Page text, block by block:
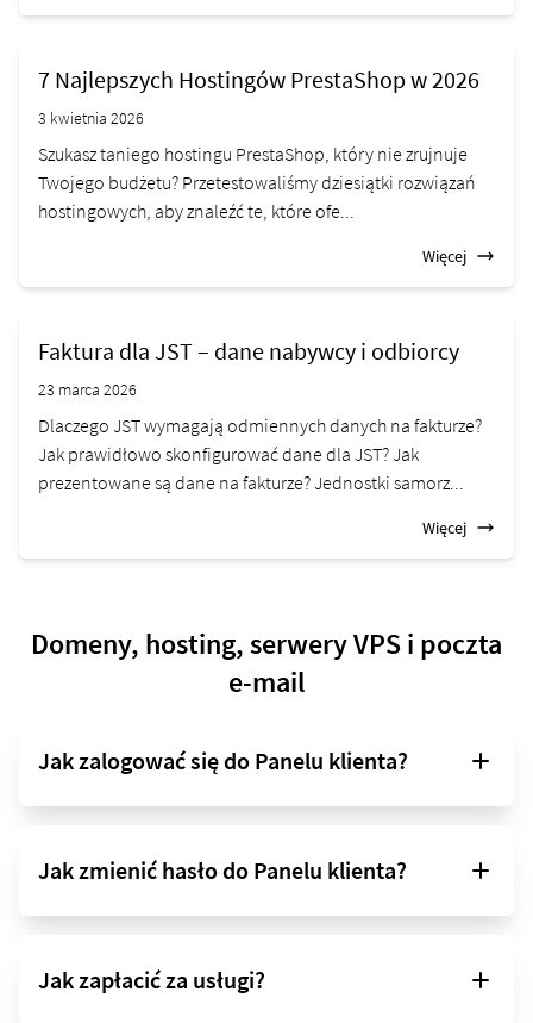
7 Najlepszych Hostingów PrestaShop w 2026
3 kwietnia 2026
Szukasz taniego hostingu PrestaShop, który nie zrujnuje
Twojego budżetu? Przetestowaliśmy dziesiątki rozwiązań
hostingowych, aby znaleźć te, które ofe...
Więcej
Faktura dla JST – dane nabywcy i odbiorcy
23 marca 2026
Dlaczego JST wymagają odmiennych danych na fakturze?
Jak prawidłowo skonfigurować dane dla JST? Jak
prezentowane są dane na fakturze? Jednostki samorz...
Więcej
Domeny, hosting, serwery VPS i poczta
e-mail
Jak zalogować się do Panelu klienta?
Jak zmienić hasło do Panelu klienta?
Jak zapłacić za usługi?